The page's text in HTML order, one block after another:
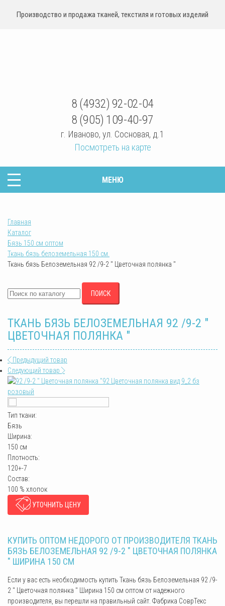
Производство и продажа тканей, текстиля и готовых изделий
8 (4932) 92-02-04
8 (905) 109-40-97
г. Иваново, ул. Сосновая, д.1
Посмотреть на карте
МЕНЮ
Главная
Каталог
Бязь 150 см оптом
Ткань бязь белоземельная 150 см.
Ткань бязь Белоземельная 92 /9-2 " Цветочная полянка "
ПОИСК
ТКАНЬ БЯЗЬ БЕЛОЗЕМЕЛЬНАЯ 92 /9-2 "
ЦВЕТОЧНАЯ ПОЛЯНКА "
Предыдущий товар
Следующий товар
92 Цветочная полянка вид 9_2 бз
розовый
Тип ткани:
Бязь
Ширина:
150 см
Плотность:
120+-7
Состав:
100 % хлопок
УТОЧНИТЬ ЦЕНУ
КУПИТЬ ОПТОМ НЕДОРОГО ОТ ПРОИЗВОДИТЕЛЯ ТКАНЬ
БЯЗЬ БЕЛОЗЕМЕЛЬНАЯ 92 /9-2 " ЦВЕТОЧНАЯ ПОЛЯНКА
" ШИРИНА 150 СМ
Если у вас есть необходимость купить Ткань бязь Белоземельная 92 /9-
2 " Цветочная полянка " Ширина 150 см оптом от надежного
производителя, вы перешли на правильный сайт. Фабрика СоврТекс